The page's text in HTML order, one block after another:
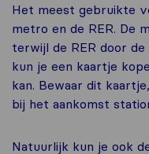
Het meest gebruikte
metro en de RER. De
terwijl de RER door
kun je een kaartje
kan. Bewaar dit
bij het aankomst
Natuurlijk kun je ook